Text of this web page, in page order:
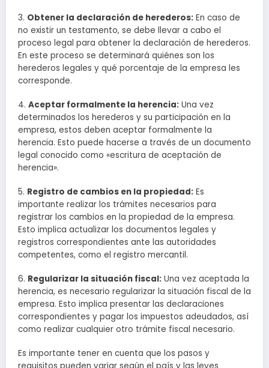
3. Obtener la declaración de herederos: En caso de
no existir un testamento, se debe llevar a cabo el
proceso legal para obtener la declaración de herederos.
En este proceso se determinará quiénes son los
herederos legales y qué porcentaje de la empresa les
corresponde.
4. Aceptar formalmente la herencia: Una vez
determinados los herederos y su participación en la
empresa, estos deben aceptar formalmente la
herencia. Esto puede hacerse a través de un documento
legal conocido como «escritura de aceptación de
herencia».
5. Registro de cambios en la propiedad: Es
importante realizar los trámites necesarios para
registrar los cambios en la propiedad de la empresa.
Esto implica actualizar los documentos legales y
registros correspondientes ante las autoridades
competentes, como el registro mercantil.
6. Regularizar la situación fiscal: Una vez aceptada la
herencia, es necesario regularizar la situación fiscal de la
empresa. Esto implica presentar las declaraciones
correspondientes y pagar los impuestos adeudados, así
como realizar cualquier otro trámite fiscal necesario.
Es importante tener en cuenta que los pasos y